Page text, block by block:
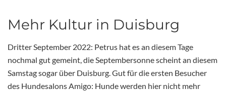
Mehr Kultur in Duisburg
Dritter September 2022: Petrus hat es an diesem Tage
nochmal gut gemeint, die Septembersonne scheint an diesem
Samstag sogar über Duisburg. Gut für die ersten Besucher
des Hundesalons Amigo: Hunde werden hier nicht mehr